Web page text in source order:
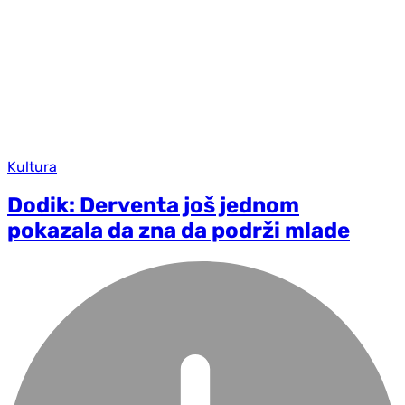
Kultura
Dodik: Derventa još jednom
pokazala da zna da podrži mlade